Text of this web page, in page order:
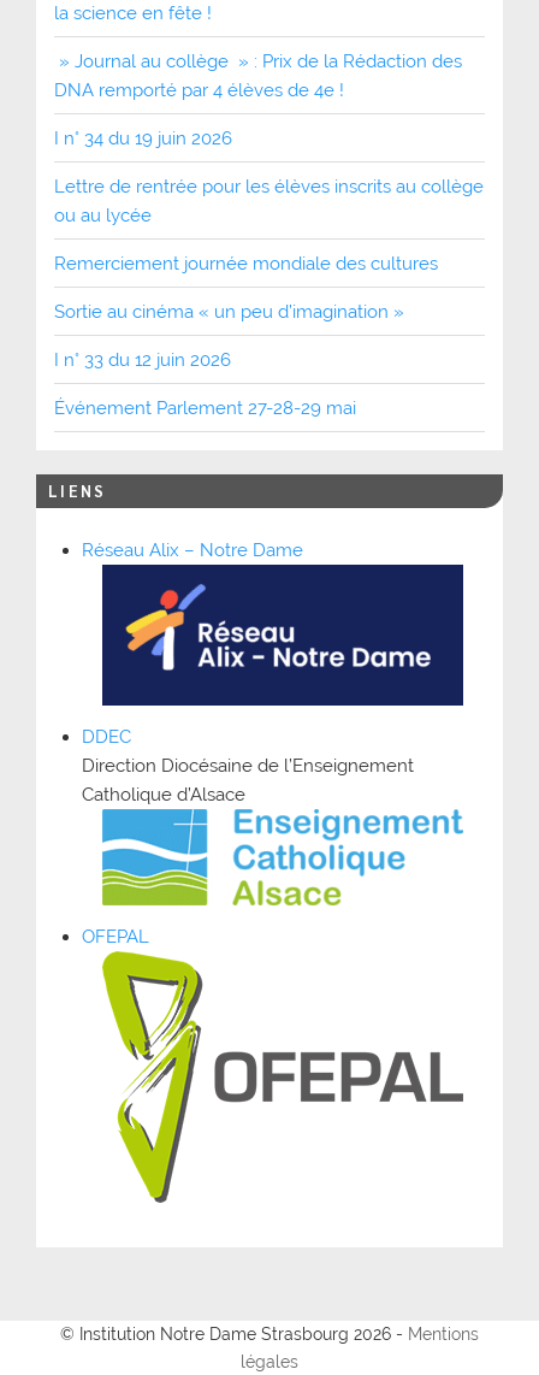
la science en fête !
» Journal au collège » : Prix de la Rédaction des
DNA remporté par 4 élèves de 4e !
I n° 34 du 19 juin 2026
Lettre de rentrée pour les élèves inscrits au collège
ou au lycée
Remerciement journée mondiale des cultures
Sortie au cinéma « un peu d’imagination »
I n° 33 du 12 juin 2026
Événement Parlement 27-28-29 mai
LIENS
Réseau Alix – Notre Dame
DDEC
Direction Diocésaine de l’Enseignement
Catholique d’Alsace
OFEPAL
© Institution Notre Dame Strasbourg 2026 - Mentions
légales